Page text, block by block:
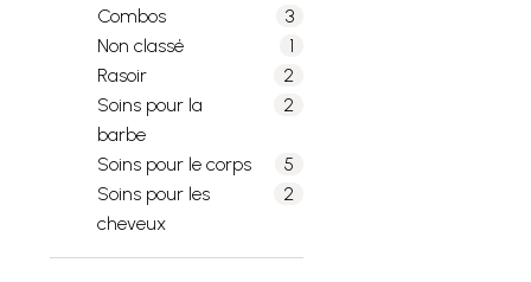
Combos
3
Non classé
1
Rasoir
2
Soins pour la
barbe
2
Soins pour le corps
5
Soins pour les
cheveux
2